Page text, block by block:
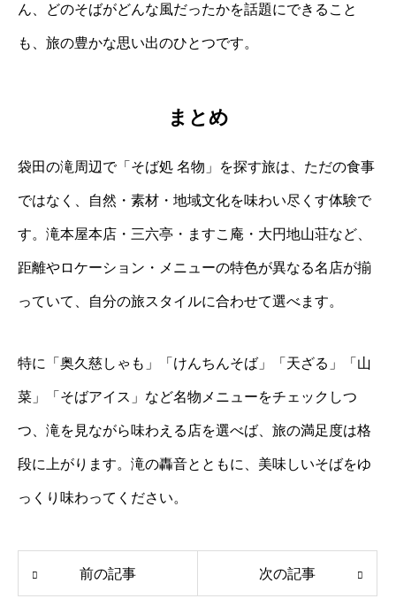
ん、どのそばがどんな風だったかを話題にできること
も、旅の豊かな思い出のひとつです。
まとめ
袋田の滝周辺で「そば処 名物」を探す旅は、ただの食事
ではなく、自然・素材・地域文化を味わい尽くす体験で
す。滝本屋本店・三六亭・ますこ庵・大円地山荘など、
距離やロケーション・メニューの特色が異なる名店が揃
っていて、自分の旅スタイルに合わせて選べます。
特に「奥久慈しゃも」「けんちんそば」「天ざる」「山
菜」「そばアイス」など名物メニューをチェックしつ
つ、滝を見ながら味わえる店を選べば、旅の満足度は格
段に上がります。滝の轟音とともに、美味しいそばをゆ
っくり味わってください。
前の記事 次の記事